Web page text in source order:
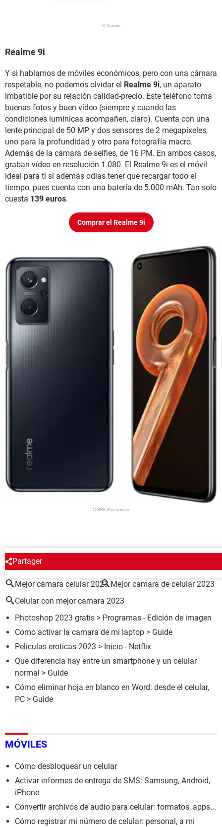
© Xiaomi
Realme 9i
Y si hablamos de móviles económicos, pero con una cámara
respetable, no podemos olvidar el Realme 9i, un aparato
imbatible por su relación calidad-precio. Este teléfono toma
buenas fotos y buen vídeo (siempre y cuando las
condiciones lumínicas acompañen, claro). Cuenta con una
lente principal de 50 MP y dos sensores de 2 megapíxeles,
uno para la profundidad y otro para fotografía macro.
Además de la cámara de selfies, de 16 PM. En ambos casos,
graban vídeo en resolución 1.080. El Realme 9i es el móvil
ideal para ti si además odias tener que recargar todo el
tiempo, pues cuenta con una batería de 5.000 mAh. Tan solo
cuesta 139 euros.
Comprar el Realme 9i
© BBK Electronics
Partager
ALREDEDOR DEL MISMO TEMA
Mejor cámara celular 2023 Mejor camara de celular 2023
Celular con mejor camara 2023
Photoshop 2023 gratis > Programas - Edición de imagen
Como activar la camara de mi laptop > Guide
Peliculas eroticas 2023 > Inicio - Netflix
Qué diferencia hay entre un smartphone y un celular
normal > Guide
Cómo eliminar hoja en blanco en Word: desde el celular,
PC > Guide
MÓVILES
Cómo desbloquear un celular
Activar informes de entrega de SMS: Samsung, Android,
iPhone
Convertir archivos de audio para celular: formatos, apps...
Cómo registrar mi número de celular: personal, a mi